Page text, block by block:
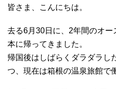
皆さま、こんにちは。
去る6月30日に、2年間のオー
本に帰ってきました。
帰国後はしばらくダラダラし
つ、現在は箱根の温泉旅館で